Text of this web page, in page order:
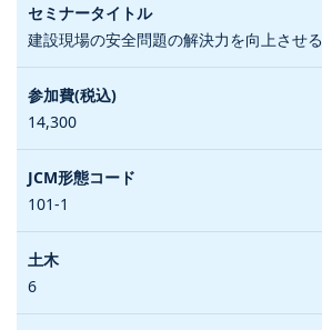
建設現場の安全問題の解決力を向上させる
14,300
101-1
6